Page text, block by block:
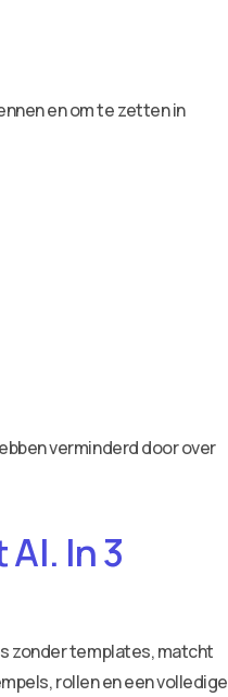
en om te zetten in
verminderd door over
In 3
zonder templates, matcht
rollen en een volledige